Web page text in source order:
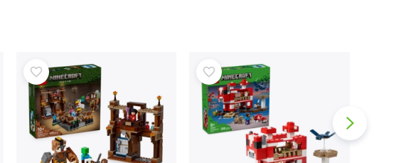
Könyvkiegészítők
Képeslapok
Kis mesélőknek
+ Mutasson többet